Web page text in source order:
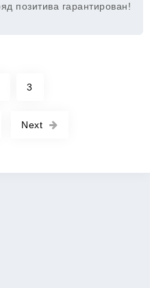
позитива гарантирован!
3
Next